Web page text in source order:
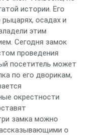
истории. Его
осадах и
этим
Сегодня замок
проведения
посетитель может
по его дворикам,
окрестности
замка можно
о